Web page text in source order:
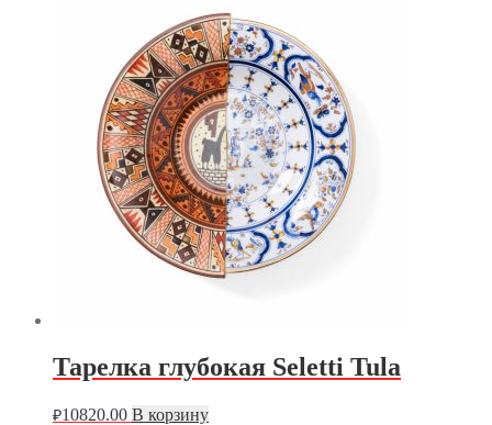
Тарелка глубокая Seletti Tula
₽10820.00 В корзину